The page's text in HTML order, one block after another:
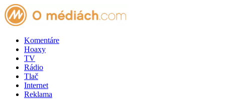
Komentáre
Hoaxy
TV
Rádio
Tlač
Internet
Reklama